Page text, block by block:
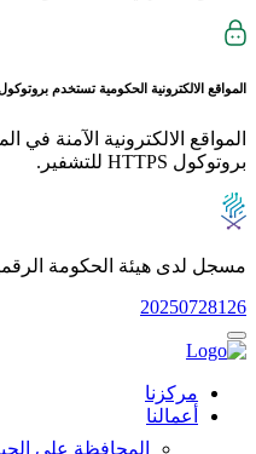
المواقع الالكترونية الحكومية تستخدم بروتوكول
المواقع الالكترونية الآمنة في
بروتوكول HTTPS للتشفير.
مسجل لدى هيئة الحكومة
20250728126
مركزنا
أعمالنا
المحافظة على